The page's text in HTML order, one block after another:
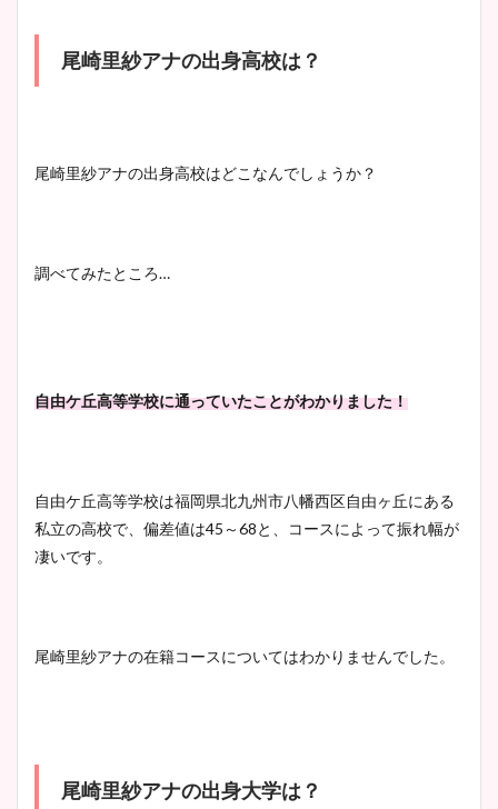
池谷実悠アナのメガネ画像が
尾崎里紗アナの出身高校は？
尾崎里紗アナの出身高校はどこなんでしょうか？
調べてみたところ…
自由ケ丘高等学校に通っていたことがわかりました！
自由ケ丘高等学校は福岡県北九州市八幡西区自由ヶ丘にある
私立の高校で、偏差値は45～68と、コースによって振れ幅が
凄いです。
尾崎里紗アナの在籍コースについてはわかりませんでした。
尾崎里紗アナの出身大学は？